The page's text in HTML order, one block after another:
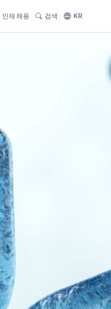
인재 채용 검색 KR